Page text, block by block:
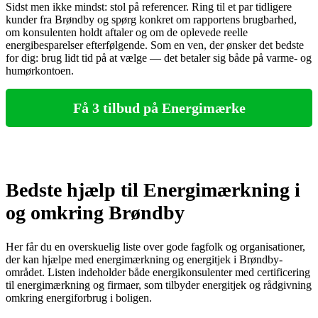
Sidst men ikke mindst: stol på referencer. Ring til et par tidligere
kunder fra Brøndby og spørg konkret om rapportens brugbarhed,
om konsulenten holdt aftaler og om de oplevede reelle
energibesparelser efterfølgende. Som en ven, der ønsker det bedste
for dig: brug lidt tid på at vælge — det betaler sig både på varme‑ og
humørkontoen.
Få 3 tilbud på Energimærke
Bedste hjælp til Energimærkning i
og omkring Brøndby
Her får du en overskuelig liste over gode fagfolk og organisationer,
der kan hjælpe med energimærkning og energitjek i Brøndby-
området. Listen indeholder både energikonsulenter med certificering
til energimærkning og firmaer, som tilbyder energitjek og rådgivning
omkring energiforbrug i boligen.